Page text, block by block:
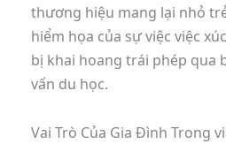
thương hiệu mang lại nhỏ
hiểm họa của sự việc việc
bị khai hoang trái phép qua
vấn du học.
Vai Trò Của Gia Đình Trong